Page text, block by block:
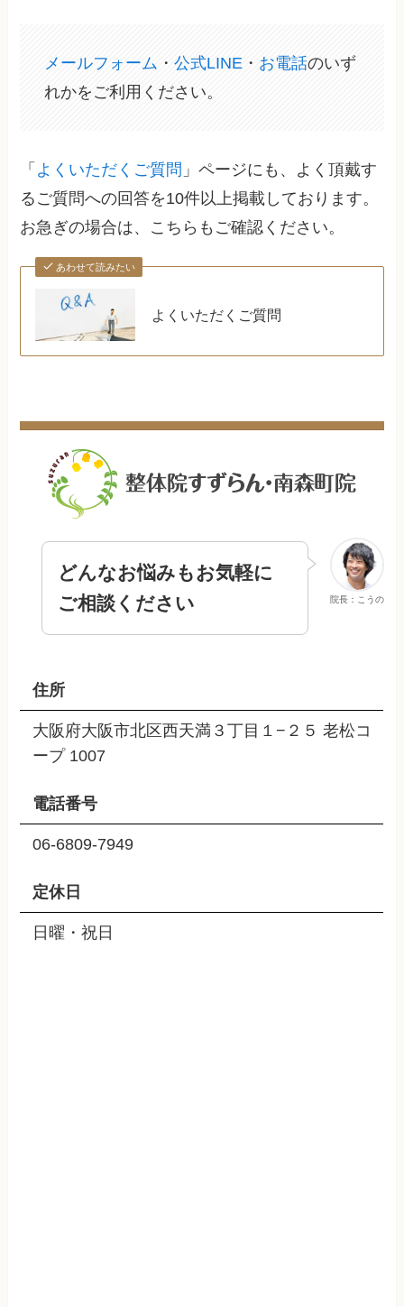
メールフォーム ・公式LINE ・ お電話のいず
れかをご利用ください。
「 よくいただくご質問 」ページにも、よく頂戴す
るご質問への回答を10件以上掲載しております。
お急ぎの場合は、こちらもご確認ください。
あわせて読みたい
よくいただくご質問
院長：こうの
どんなお悩みもお気軽に
ご相談ください
住所
大阪府大阪市北区西天満３丁目１−２５ 老松コ
ープ 1007
電話番号
06-6809-7949
定休日
日曜・祝日